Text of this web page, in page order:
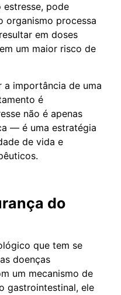
pode
organismo processa
em doses
um maior risco de
a importância de uma
é
não é apenas
— é uma estratégia
de vida e
do
que tem se
doenças
um mecanismo de
gastrointestinal, ele